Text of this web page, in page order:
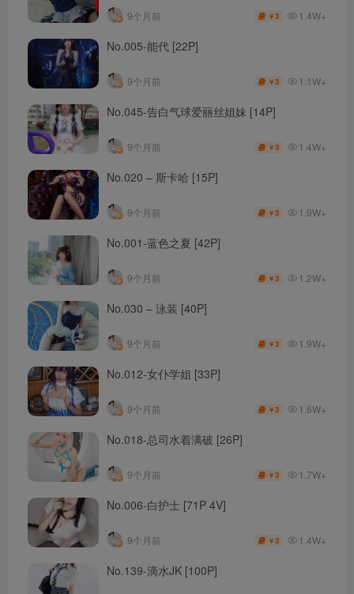
9个月前 ￥3 1.4W+
No.005-能代 [22P]
9个月前 ￥3 1.1W+
No.045-告白气球爱丽丝姐妹 [14P]
9个月前 ￥3 1.4W+
No.020 – 斯卡哈 [15P]
9个月前 ￥3 1.9W+
No.001-蓝色之夏 [42P]
9个月前 ￥3 1.2W+
No.030 – 泳装 [40P]
9个月前 ￥3 1.9W+
No.012-女仆学姐 [33P]
9个月前 ￥3 1.6W+
No.018-总司水着满破 [26P]
9个月前 ￥3 1.7W+
No.006-白护士 [71P 4V]
9个月前 ￥3 1.4W+
No.139-滴水JK [100P]